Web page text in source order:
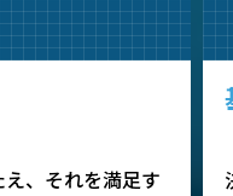
、それを満足す